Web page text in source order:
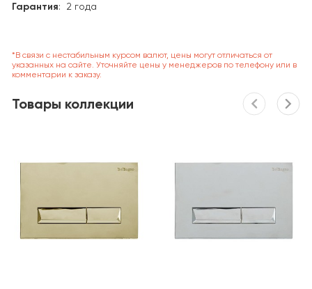
Гарантия: 2 года
*В связи с нестабильным курсом валют, цены могут отличаться от
указанных на сайте. Уточняйте цены у менеджеров по телефону или в
комментарии к заказу.
Товары коллекции